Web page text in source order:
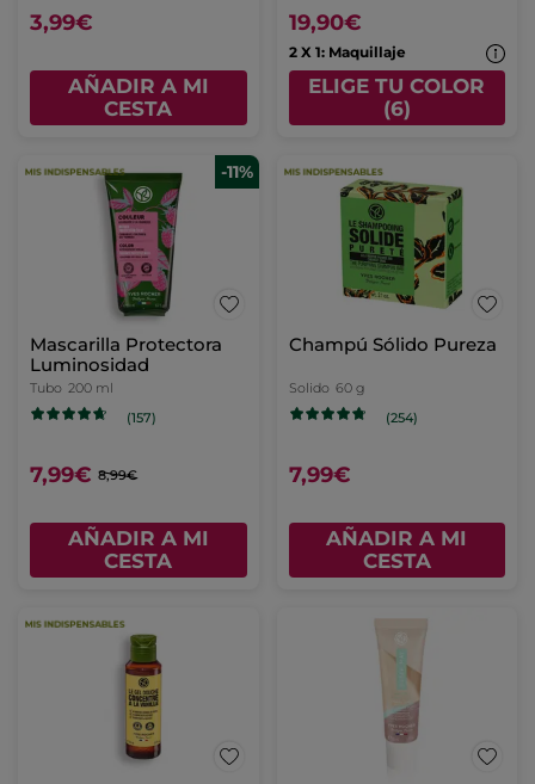
3,99€
AÑADIR A MI
CESTA
19,90€
2 X 1: Maquillaje
ELIGE TU COLOR
(6)
-11%
Mascarilla Protectora
Luminosidad
Tubo 200 ml
(157)
7,99€ 8,99€
AÑADIR A MI
CESTA
Champú Sólido Pureza
Solido 60 g
(254)
7,99€
AÑADIR A MI
CESTA